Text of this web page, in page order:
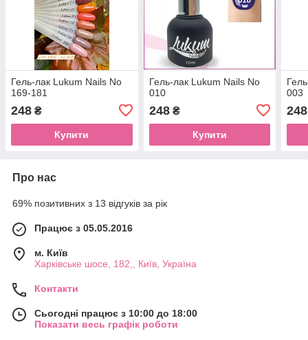
Гель-лак Lukum Nails No
169-181
248 ₴
Купити
Гель-лак Lukum Nails No
010
248₴
Купити
003
248
Про нас
69% позитивних з 13 відгуків за рік
Працює з 05.05.2016
м. Київ
Харківське шосе, 182,, Київ, Україна
Контакти
Сьогодні працює з 10:00 до 18:00
Показати весь графік роботи